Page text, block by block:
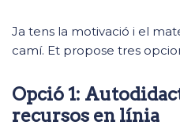
Ja tens la motivació i el
camí. Et propose tres
Opció 1:
recursos en línia